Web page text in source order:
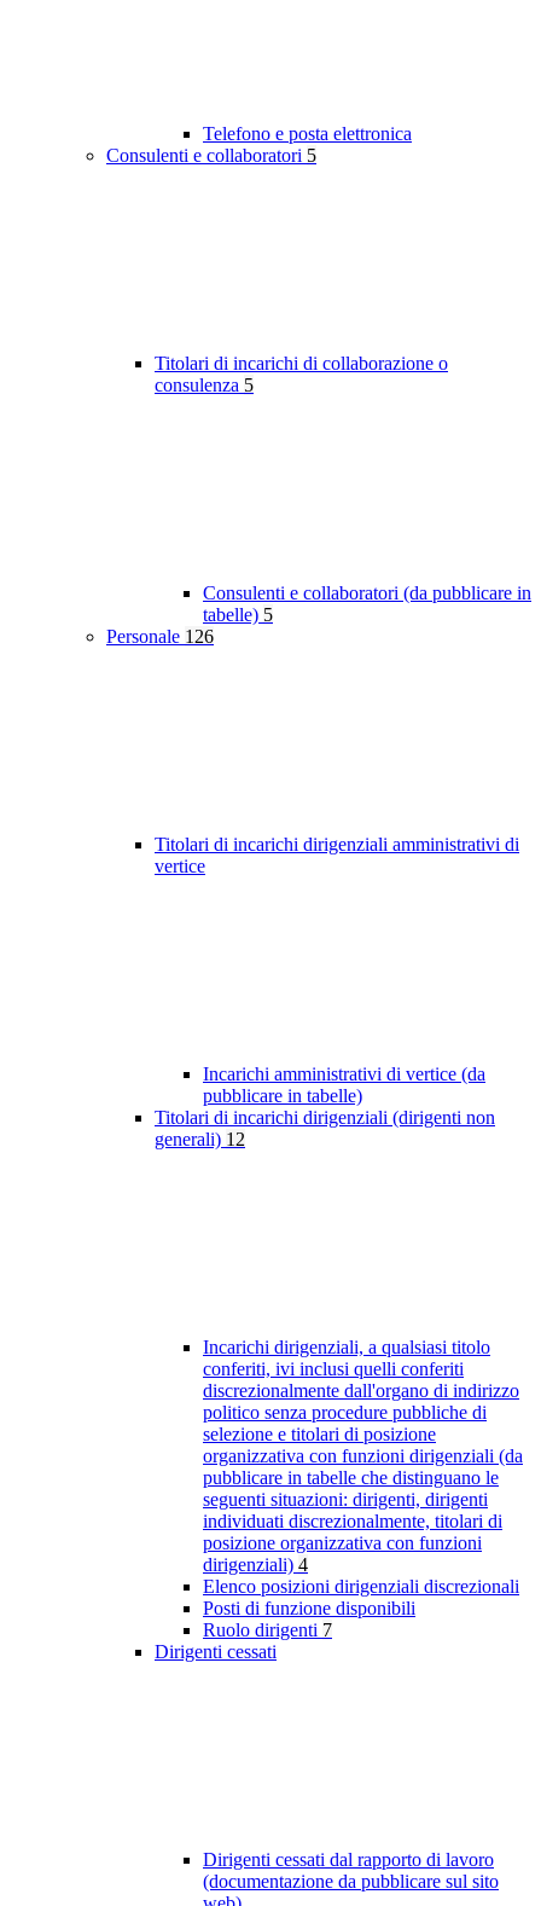
Telefono e posta elettronica
Consulenti e collaboratori 5
Titolari di incarichi di collaborazione o
consulenza 5
Consulenti e collaboratori (da pubblicare in
tabelle) 5
Personale 126
Titolari di incarichi dirigenziali amministrativi di
vertice
Incarichi amministrativi di vertice (da
pubblicare in tabelle)
Titolari di incarichi dirigenziali (dirigenti non
generali) 12
Incarichi dirigenziali, a qualsiasi titolo
conferiti, ivi inclusi quelli conferiti
discrezionalmente dall'organo di indirizzo
politico senza procedure pubbliche di
selezione e titolari di posizione
organizzativa con funzioni dirigenziali (da
pubblicare in tabelle che distinguano le
seguenti situazioni: dirigenti, dirigenti
individuati discrezionalmente, titolari di
posizione organizzativa con funzioni
dirigenziali) 4
Elenco posizioni dirigenziali discrezionali
Posti di funzione disponibili
Ruolo dirigenti 7
Dirigenti cessati
Dirigenti cessati dal rapporto di lavoro
(documentazione da pubblicare sul sito